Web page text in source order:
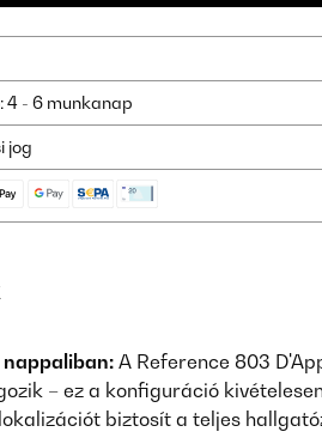
4 - 6 munkanap
jog
nappaliban:A Reference 803
– ez a konfiguráció
biztosít a teljes